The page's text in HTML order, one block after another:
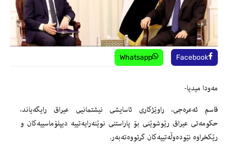
Facebook
Whatsapp
مه‌ودا میدیا-
قاسم ئەعرەجی، راوێژکاری ئاسایشی نیشتمانیی عیراق رایگەیاند،
حکومەتی عیراق رێوشوێنی بۆ پاراستنی نوێنەرایەتییە دیپلۆماسییەکان و
رێکخراوە نێودەوڵەتییەکان گرتووەتەبەر.